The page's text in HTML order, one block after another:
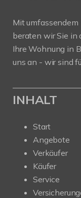
Mit
beraten wir Sie in
Ihre Wohnung in
uns an - wir sind
INHALT
Start
Angebote
Verkäufer
Käufer
Service